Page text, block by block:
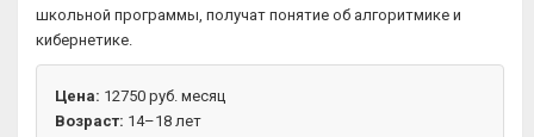
школьной программы, получат понятие об алгоритмике и
кибернетике.
Цена: 12750 руб. месяц
Возраст: 14–18 лет